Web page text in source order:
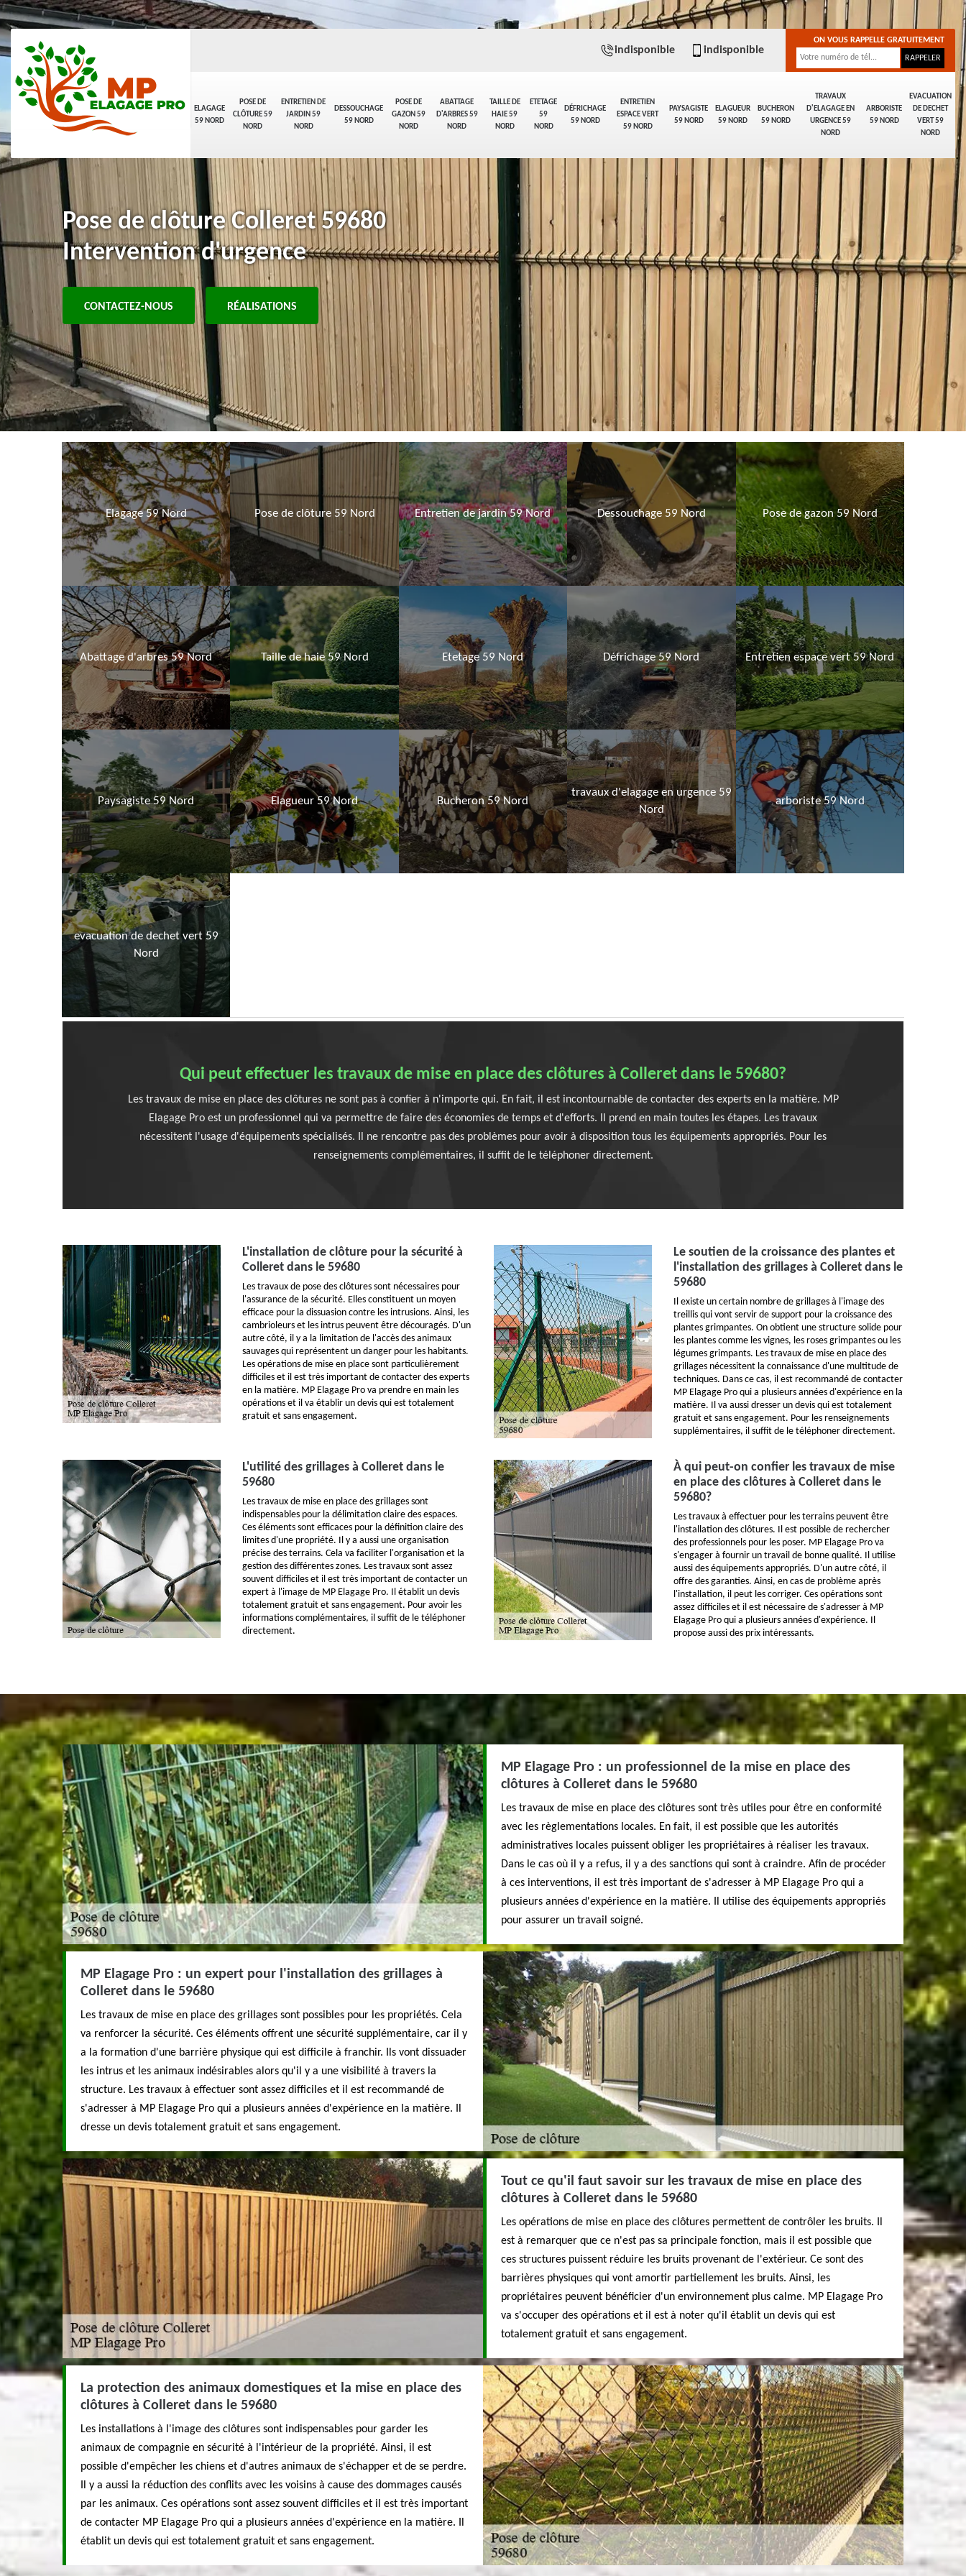
ELAGAGE
59 NORD
POSE DE
CLÔTURE 59
NORD
ENTRETIEN DE
JARDIN 59
NORD
DESSOUCHAGE
59 NORD
POSE DE
GAZON 59
NORD
ABATTAGE
D'ARBRES 59
NORD
TAILLE DE
HAIE 59
NORD
ETETAGE
59
NORD
DÉFRICHAGE
59 NORD
ENTRETIEN
ESPACE VERT
59 NORD
PAYSAGISTE
59 NORD
ELAGUEUR
59 NORD
BUCHERON
59 NORD
TRAVAUX
D'ELAGAGE EN
URGENCE 59
NORD
ARBORISTE
59 NORD
EVACUATION
DE DECHET
VERT 59
NORD
indisponible indisponible
ON VOUS RAPPELLE GRATUITEMENT
Pose de clôture Colleret 59680
Intervention d'urgence
CONTACTEZ-NOUS RÉALISATIONS
Elagage 59 Nord Pose de clôture 59 Nord Entretien de jardin 59 Nord Dessouchage 59 Nord Pose de gazon 59 Nord
Abattage d'arbres 59 Nord Taille de haie 59 Nord Etetage 59 Nord Défrichage 59 Nord Entretien espace vert 59 Nord
Paysagiste 59 Nord Elagueur 59 Nord Bucheron 59 Nord
travaux d'elagage en urgence 59
Nord
arboriste 59 Nord
evacuation de dechet vert 59
Nord
Qui peut effectuer les travaux de mise en place des clôtures à Colleret dans le 59680?
Les travaux de mise en place des clôtures ne sont pas à confier à n'importe qui. En fait, il est incontournable de contacter des experts en la matière. MP
Elagage Pro est un professionnel qui va permettre de faire des économies de temps et d'efforts. Il prend en main toutes les étapes. Les travaux
nécessitent l'usage d'équipements spécialisés. Il ne rencontre pas des problèmes pour avoir à disposition tous les équipements appropriés. Pour les
renseignements complémentaires, il suffit de le téléphoner directement.
L'installation de clôture pour la sécurité à
Colleret dans le 59680
Les travaux de pose des clôtures sont nécessaires pour
l'assurance de la sécurité. Elles constituent un moyen
efficace pour la dissuasion contre les intrusions. Ainsi, les
cambrioleurs et les intrus peuvent être découragés. D'un
autre côté, il y a la limitation de l'accès des animaux
sauvages qui représentent un danger pour les habitants.
Les opérations de mise en place sont particulièrement
difficiles et il est très important de contacter des experts
en la matière. MP Elagage Pro va prendre en main les
opérations et il va établir un devis qui est totalement
gratuit et sans engagement.
Le soutien de la croissance des plantes et
l'installation des grillages à Colleret dans le
59680
Il existe un certain nombre de grillages à l'image des
treillis qui vont servir de support pour la croissance des
plantes grimpantes. On obtient une structure solide pour
les plantes comme les vignes, les roses grimpantes ou les
légumes grimpants. Les travaux de mise en place des
grillages nécessitent la connaissance d'une multitude de
techniques. Dans ce cas, il est recommandé de contacter
MP Elagage Pro qui a plusieurs années d'expérience en la
matière. Il va aussi dresser un devis qui est totalement
gratuit et sans engagement. Pour les renseignements
supplémentaires, il suffit de le téléphoner directement.
L'utilité des grillages à Colleret dans le
59680
Les travaux de mise en place des grillages sont
indispensables pour la délimitation claire des espaces.
Ces éléments sont efficaces pour la définition claire des
limites d'une propriété. Il y a aussi une organisation
précise des terrains. Cela va faciliter l'organisation et la
gestion des différentes zones. Les travaux sont assez
souvent difficiles et il est très important de contacter un
expert à l'image de MP Elagage Pro. Il établit un devis
totalement gratuit et sans engagement. Pour avoir les
informations complémentaires, il suffit de le téléphoner
directement.
À qui peut-on confier les travaux de mise
en place des clôtures à Colleret dans le
59680?
Les travaux à effectuer pour les terrains peuvent être
l'installation des clôtures. Il est possible de rechercher
des professionnels pour les poser. MP Elagage Pro va
s'engager à fournir un travail de bonne qualité. Il utilise
aussi des équipements appropriés. D'un autre côté, il
offre des garanties. Ainsi, en cas de problème après
l'installation, il peut les corriger. Ces opérations sont
assez difficiles et il est nécessaire de s'adresser à MP
Elagage Pro qui a plusieurs années d'expérience. Il
propose aussi des prix intéressants.
MP Elagage Pro : un professionnel de la mise en place des
clôtures à Colleret dans le 59680
Les travaux de mise en place des clôtures sont très utiles pour être en conformité
avec les règlementations locales. En fait, il est possible que les autorités
administratives locales puissent obliger les propriétaires à réaliser les travaux.
Dans le cas où il y a refus, il y a des sanctions qui sont à craindre. Afin de procéder
à ces interventions, il est très important de s'adresser à MP Elagage Pro qui a
plusieurs années d'expérience en la matière. Il utilise des équipements appropriés
pour assurer un travail soigné.
MP Elagage Pro : un expert pour l'installation des grillages à
Colleret dans le 59680
Les travaux de mise en place des grillages sont possibles pour les propriétés. Cela
va renforcer la sécurité. Ces éléments offrent une sécurité supplémentaire, car il y
a la formation d'une barrière physique qui est difficile à franchir. Ils vont dissuader
les intrus et les animaux indésirables alors qu'il y a une visibilité à travers la
structure. Les travaux à effectuer sont assez difficiles et il est recommandé de
s'adresser à MP Elagage Pro qui a plusieurs années d'expérience en la matière. Il
dresse un devis totalement gratuit et sans engagement.
Tout ce qu'il faut savoir sur les travaux de mise en place des
clôtures à Colleret dans le 59680
Les opérations de mise en place des clôtures permettent de contrôler les bruits. Il
est à remarquer que ce n'est pas sa principale fonction, mais il est possible que
ces structures puissent réduire les bruits provenant de l'extérieur. Ce sont des
barrières physiques qui vont amortir partiellement les bruits. Ainsi, les
propriétaires peuvent bénéficier d'un environnement plus calme. MP Elagage Pro
va s'occuper des opérations et il est à noter qu'il établit un devis qui est
totalement gratuit et sans engagement.
La protection des animaux domestiques et la mise en place des
clôtures à Colleret dans le 59680
Les installations à l'image des clôtures sont indispensables pour garder les
animaux de compagnie en sécurité à l'intérieur de la propriété. Ainsi, il est
possible d'empêcher les chiens et d'autres animaux de s'échapper et de se perdre.
Il y a aussi la réduction des conflits avec les voisins à cause des dommages causés
par les animaux. Ces opérations sont assez souvent difficiles et il est très important
de contacter MP Elagage Pro qui a plusieurs années d'expérience en la matière. Il
établit un devis qui est totalement gratuit et sans engagement.